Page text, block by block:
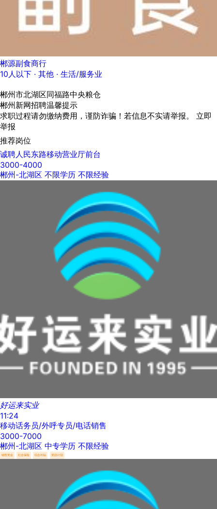
郴源副食商行
10人以下 · 其他 · 生活/服务业
郴州市北湖区同福路中央粮仓
郴州新网招聘温馨提示
求职过程请勿缴纳费用，谨防诈骗！若信息不实请举报。 立即
举报
推荐岗位
诚聘人民东路移动营业厅前台
3000-4000
郴州-北湖区 不限学历 不限经验
好运来实业
11:24
移动话务员/外呼专员/电话销售
3000-7000
郴州-北湖区 中专学历 不限经验
销售奖金 社会保险 综合补贴 奖励计划